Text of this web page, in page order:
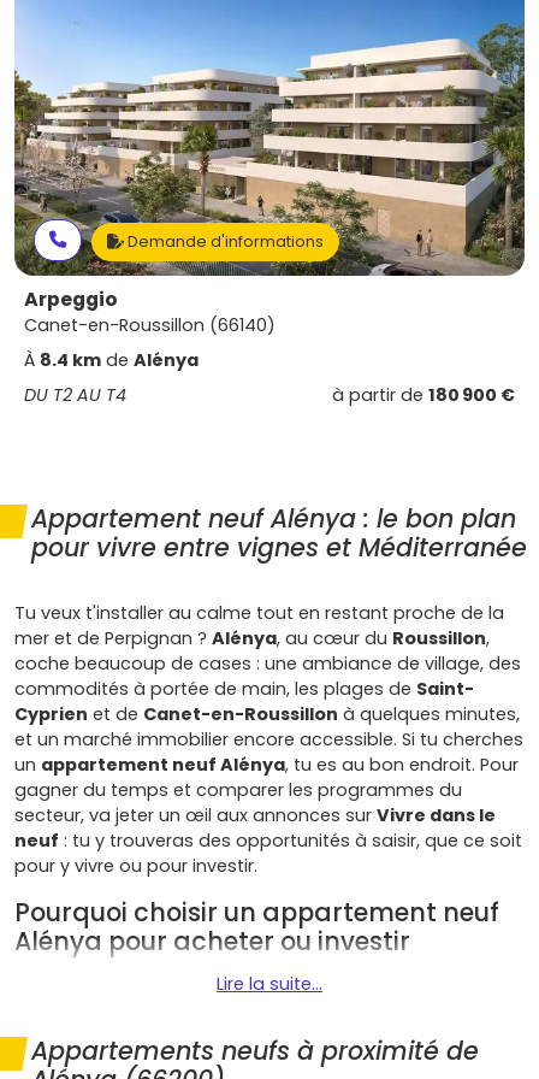
Demande d'informations
Arpeggio
Canet-en-Roussillon (66140)
À 8.4 km de Alénya
DU T2 AU T4
à partir de 180 900 €
Appartement neuf Alénya : le bon plan
pour vivre entre vignes et Méditerranée
Tu veux t'installer au calme tout en restant proche de la
mer et de Perpignan ? Alénya, au cœur du Roussillon,
coche beaucoup de cases : une ambiance de village, des
commodités à portée de main, les plages de Saint-
Cyprien et de Canet-en-Roussillon à quelques minutes,
et un marché immobilier encore accessible. Si tu cherches
un appartement neuf Alénya, tu es au bon endroit. Pour
gagner du temps et comparer les programmes du
secteur, va jeter un œil aux annonces sur Vivre dans le
neuf : tu y trouveras des opportunités à saisir, que ce soit
pour y vivre ou pour investir.
Pourquoi choisir un appartement neuf
Alénya pour acheter ou investir
Alénya attire autant les actifs qui travaillent sur l'axe
veulent un cadre de vie doux et ensoleillé. Voici ce qui fait
la différence quand tu choisis unbien immobilier neuf
Lire la suite...
Appartements neufs à proximité de